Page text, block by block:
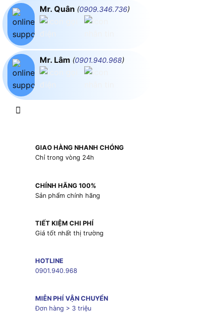
Mr. Quân (0909.346.736)
Mr. Lâm (0901.940.968)
GIAO HÀNG NHANH CHÓNG
Chỉ trong vòng 24h
CHÍNH HÃNG 100%
Sản phẩm chính hãng
TIẾT KIỆM CHI PHÍ
Giá tốt nhất thị trường
HOTLINE
0901.940.968
MIỄN PHÍ VẬN CHUYỂN
Đơn hàng > 3 triệu